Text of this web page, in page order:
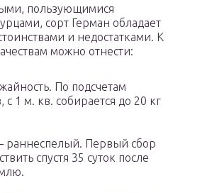
пользующимися
сорт Герман обладает
и недостатками. К
можно отнести:
По подсчетам
с 1 м. кв. собирается до 20 кг
раннеспелый. Первый сбор
спустя 35 суток после